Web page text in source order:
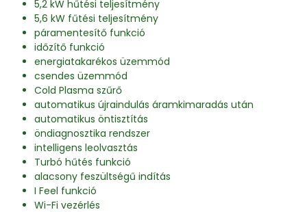
5,2 kW hűtési teljesítmény
5,6 kW fűtési teljesítmény
páramentesítő funkció
időzítő funkció
energiatakarékos üzemmód
csendes üzemmód
Cold Plasma szűrő
automatikus újraindulás áramkimaradás után
automatikus öntisztítás
öndiagnosztika rendszer
intelligens leolvasztás
Turbó hűtés funkció
alacsony feszültségű indítás
I Feel funkció
Wi-Fi vezérlés